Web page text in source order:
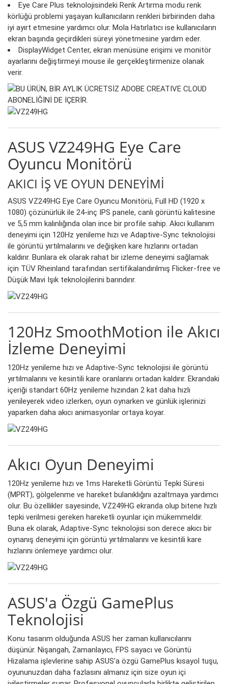
Eye Care Plus teknolojisindeki Renk Artırma modu renk
körlüğü problemi yaşayan kullanıcıların renkleri birbirinden daha
iyi ayırt etmesine yardımcı olur. Mola Hatırlatıcı ise kullanıcıların
ekran başında geçirdikleri süreyi yönetmesine yardım eder.
DisplayWidget Center, ekran menüsüne erişimi ve monitör
ayarlarını değiştirmeyi mouse ile gerçekleştirmenize olanak
verir.
ASUS VZ249HG Eye Care
Oyuncu Monitörü
AKICI İŞ VE OYUN DENEYİMİ
ASUS VZ249HG Eye Care Oyuncu Monitörü, Full HD (1920 x
1080) çözünürlük ile 24-inç IPS panele, canlı görüntü kalitesine
ve 5,5 mm kalınlığında olan ince bir profile sahip. Akıcı kullanım
deneyimi için 120Hz yenileme hızı ve Adaptive-Sync teknolojisi
ile görüntü yırtılmalarını ve değişken kare hızlarını ortadan
kaldırır. Bunlara ek olarak rahat bir izleme deneyimi sağlamak
için TÜV Rheinland tarafından sertifikalandırılmış Flicker-free ve
Düşük Mavi Işık teknolojilerini barındırır.
120Hz SmoothMotion ile Akıcı
İzleme Deneyimi
120Hz yenileme hızı ve Adaptive-Sync teknolojisi ile görüntü
yırtılmalarını ve kesintili kare oranlarını ortadan kaldırır. Ekrandaki
içeriği standart 60Hz yenileme hızından 2 kat daha hızlı
yenileyerek video izlerken, oyun oynarken ve günlük işlerinizi
yaparken daha akıcı animasyonlar ortaya koyar.
Akıcı Oyun Deneyimi
120Hz yenileme hızı ve 1ms Hareketli Görüntü Tepki Süresi
(MPRT), gölgelenme ve hareket bulanıklığını azaltmaya yardımcı
olur. Bu özellikler sayesinde, VZ249HG ekranda olup bitene hızlı
tepki verilmesi gereken hareketli oyunlar için mükemmeldir.
Buna ek olarak, Adaptive-Sync teknolojisi son derece akıcı bir
oynanış deneyimi için görüntü yırtılmalarını ve kesintili kare
hızlarını önlemeye yardımcı olur.
ASUS'a Özgü GamePlus
Teknolojisi
Konu tasarım olduğunda ASUS her zaman kullanıcılarını
düşünür. Nişangah, Zamanlayıcı, FPS sayacı ve Görüntü
Hizalama işlevlerine sahip ASUS'a özgü GamePlus kısayol tuşu,
oyununuzdan daha fazlasını almanız için size oyun içi